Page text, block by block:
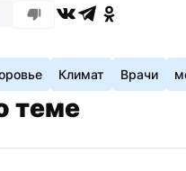
Климат Врачи
теме